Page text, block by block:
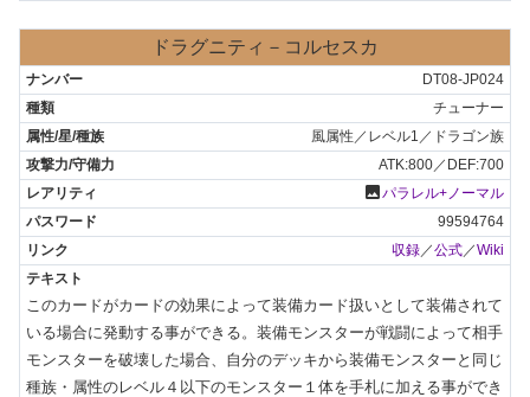
ドラグニティ－コルセスカ
DT08-JP024
チューナー
風属性／レベル1／ドラゴン族
ATK:800／DEF:700
photoパラレル+ノーマル
99594764
収録 ／公式 ／Wiki
このカードがカードの効果によって装備カード扱いとして装備されて
いる場合に発動する事ができる。装備モンスターが戦闘によって相手
モンスターを破壊した場合、自分のデッキから装備モンスターと同じ
種族・属性のレベル４以下のモンスター１体を手札に加える事ができ